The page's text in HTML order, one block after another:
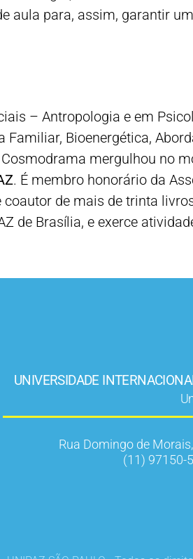
aula para, assim, garantir
– Antropologia e em
Bioenergética,
mergulhou no
. É membro honorário da
de mais de trinta
de Brasília, e exerce
UNIVERSIDADE
Rua Domingo de
(11) 97150-